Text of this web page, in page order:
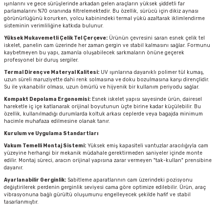
ışınlarını ve gece sürüşlerinde arkadan gelen araçların yüksek şiddetli far
parlamalarını %70 oranında filtrelemektedir. Bu özellik, sürücü için dikiz aynası
görünürlüğünü korurken, yolcu kabinindeki termal yükü azaltarak iklimlendirme
sisteminin verimliliğine katkıda bulunur.
Yüksek Mukavemetli Çelik Tel Çerçeve: Ürünün çevresini saran esnek çelik tel
iskelet, panelin cam üzerinde her zaman gergin ve stabil kalmasını sağlar. Formunu
kaybetmeyen bu yapı, zamanla oluşabilecek sarkmaların önüne geçerek
profesyonel bir duruş sergiler.
Termal Direnç ve Materyal Kalitesi: UV ışınlarına dayanıklı polimer tül kumaş,
uzun süreli maruziyette dahi renk solmasına ve doku bozulmasına karşı dirençlidir.
Su ile yıkanabilir olması, uzun ömürlü ve hijyenik bir kullanım periyodu sağlar.
Kompakt Depolama Ergonomisi: Esnek iskelet yapısı sayesinde ürün, dairesel
hareketle iç içe katlanarak orijinal boyutunun üçte birine kadar küçülebilir. Bu
özellik, kullanılmadığı durumlarda koltuk arkası ceplerde veya bagajda minimum
hacimle muhafaza edilmesine olanak tanır.
Kurulum ve Uygulama Standartları
Vakum Temelli Montaj Sistemi: Yüksek emiş kapasiteli vantuzlar aracılığıyla cam
yüzeyine herhangi bir mekanik müdahale gerektirmeden saniyeler içinde monte
edilir. Montaj süreci, aracın orijinal yapısına zarar vermeyen "tak-kullan" prensibine
dayanır.
Ayarlanabilir Gerginlik: Sabitleme aparatlarının cam üzerindeki pozisyonu
değiştirilerek perdenin gerginlik seviyesi cama göre optimize edilebilir. Ürün, araç
vibrasyonuna bağlı gürültü oluşumunu engelleyecek şekilde hafif ve stabil
tasarlanmıştır.